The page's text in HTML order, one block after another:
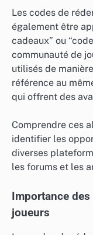
Les codes de
également être
cadeaux” ou
communauté de
utilisés de
référence au
qui offrent des
Comprendre ces
identifier les
diverses
les forums et les
Importance
joueurs